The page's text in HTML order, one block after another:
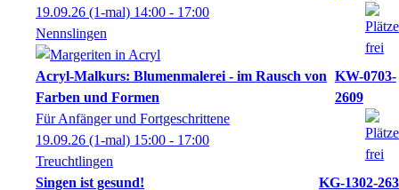
19.09.26 (1-mal) 14:00 - 17:00
Nennslingen
Acryl-Malkurs: Blumenmalerei - im Rausch von
Farben und Formen
KW-0703-
2609
Für Anfänger und Fortgeschrittene
19.09.26 (1-mal) 15:00 - 17:00
Treuchtlingen
Singen ist gesund!
KG-1302-263